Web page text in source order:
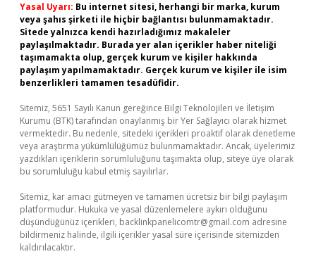
Yasal Uyarı: Bu internet sitesi, herhangi bir marka, kurum
veya şahıs şirketi ile hiçbir bağlantısı bulunmamaktadır.
Sitede yalnızca kendi hazırladığımız makaleler
paylaşılmaktadır. Burada yer alan içerikler haber niteliği
taşımamakta olup, gerçek kurum ve kişiler hakkında
paylaşım yapılmamaktadır. Gerçek kurum ve kişiler ile isim
benzerlikleri tamamen tesadüfidir.
Sitemiz, 5651 Sayılı Kanun gereğince Bilgi Teknolojileri ve İletişim
Kurumu (BTK) tarafından onaylanmış bir Yer Sağlayıcı olarak hizmet
vermektedir. Bu nedenle, sitedeki içerikleri proaktif olarak denetleme
veya araştırma yükümlülüğümüz bulunmamaktadır. Ancak, üyelerimiz
yazdıkları içeriklerin sorumluluğunu taşımakta olup, siteye üye olarak
bu sorumluluğu kabul etmiş sayılırlar.
Sitemiz, kar amacı gütmeyen ve tamamen ücretsiz bir bilgi paylaşım
platformudur. Hukuka ve yasal düzenlemelere aykırı olduğunu
düşündüğünüz içerikleri, backlinkpanelicomtr@gmail.com adresine
bildirmeniz halinde, ilgili içerikler yasal süre içerisinde sitemizden
kaldırılacaktır.